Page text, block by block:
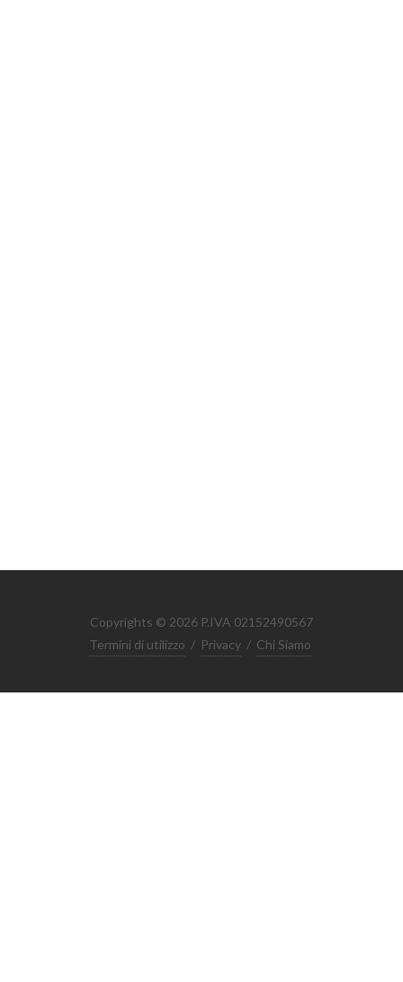
Copyrights © 2026 P.IVA 02152490567
Termini di utilizzo / Privacy / Chi Siamo